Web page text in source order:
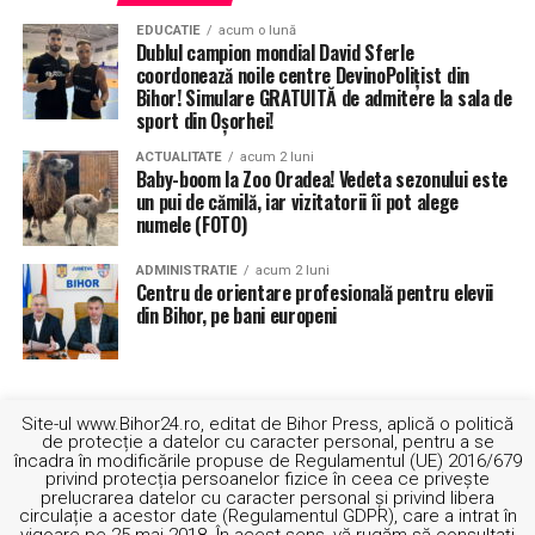
EDUCATIE acum o lună
Dublul campion mondial David Sferle
coordonează noile centre DevinoPolițist din
Bihor! Simulare GRATUITĂ de admitere la sala de
sport din Oșorhei!
ACTUALITATE acum 2 luni
Baby-boom la Zoo Oradea! Vedeta sezonului este
un pui de cămilă, iar vizitatorii îi pot alege
numele (FOTO)
ADMINISTRATIE acum 2 luni
Centru de orientare profesională pentru elevii
din Bihor, pe bani europeni
Site-ul www.Bihor24.ro, editat de Bihor Press, aplică o politică
de protecție a datelor cu caracter personal, pentru a se
încadra în modificările propuse de Regulamentul (UE) 2016/679
privind protecția persoanelor fizice în ceea ce privește
prelucrarea datelor cu caracter personal și privind libera
circulație a acestor date (Regulamentul GDPR), care a intrat în